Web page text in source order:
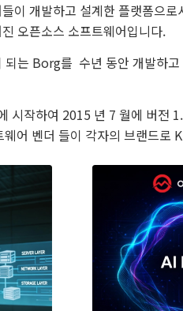
이 개발하고 설계한 플랫폼으
오픈소스 소프트웨어입니다.
되는 Borg를 수년 동안 개발하
시작하여 2015 년 7 월에 버전
어 벤더 들이 각자의 브랜드로